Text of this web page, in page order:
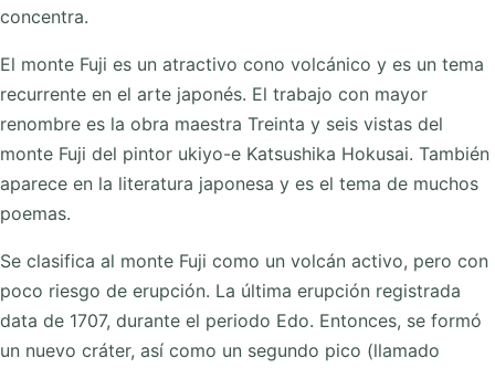
concentra.
El monte Fuji es un atractivo cono volcánico y es un tema
recurrente en el arte japonés. El trabajo con mayor
renombre es la obra maestra Treinta y seis vistas del
monte Fuji del pintor ukiyo-e Katsushika Hokusai. También
aparece en la literatura japonesa y es el tema de muchos
poemas.
Se clasifica al monte Fuji como un volcán activo, pero con
poco riesgo de erupción. La última erupción registrada
data de 1707, durante el periodo Edo. Entonces, se formó
un nuevo cráter, así como un segundo pico (llamado